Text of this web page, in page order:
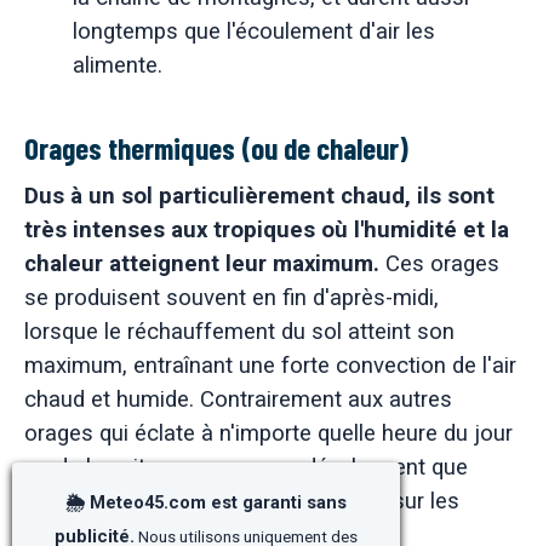
longtemps que l'écoulement d'air les
alimente.
Orages thermiques (ou de chaleur)
Dus à un sol particulièrement chaud, ils sont
très intenses aux tropiques où l'humidité et la
chaleur atteignent leur maximum. Ces orages
se produisent souvent en fin d'après-midi,
lorsque le réchauffement du sol atteint son
maximum, entraînant une forte convection de l'air
chaud et humide. Contrairement aux autres
orages qui éclate à n'importe quelle heure du jour
ou de la nuit, ses orages se développent que
durant la saison chaude, l'après-midi sur les
terres et la nuit en mer.
🌦️ Meteo45.com est garanti sans
publicité. Nous utilisons uniquement des